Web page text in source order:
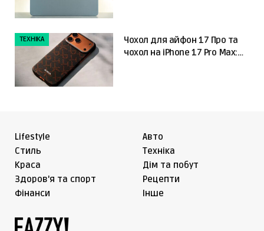
ТЕХНІКА
Чохол для айфон 17 Про та
чохол на iPhone 17 Pro Max:
Lifestyle
Cтиль
Краса
Здоров'я та спорт
Фінанси
Авто
Техніка
Дім та побут
Рецепти
Інше